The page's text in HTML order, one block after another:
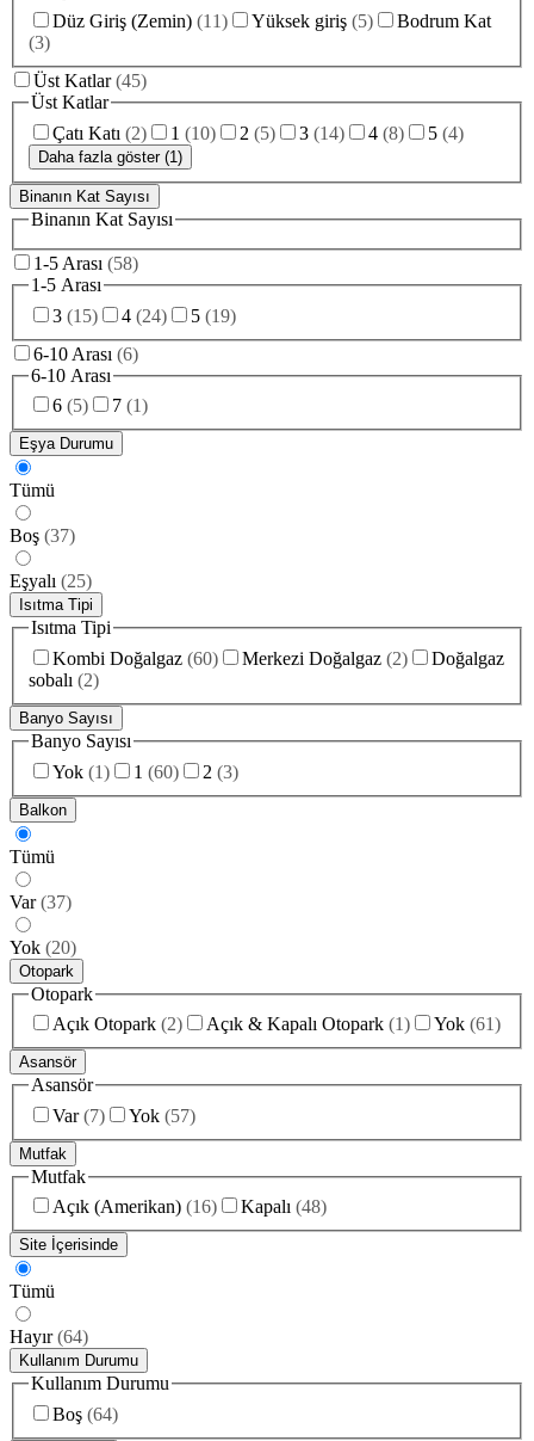
Düz Giriş (Zemin) (11) Yüksek giriş (5)
Bodrum Kat
(3)
Üst Katlar (45)
Üst Katlar
Çatı Katı (2) 1 (10) 2 (5) 3 (14) 4 (8) 5 (4)
Daha fazla göster (1)
Binanın Kat Sayısı
Binanın Kat Sayısı
1-5 Arası (58)
1-5 Arası
3 (15) 4 (24) 5 (19)
6-10 Arası (6)
6-10 Arası
6 (5) 7 (1)
Eşya Durumu
Tümü
Boş (37)
Eşyalı (25)
Isıtma Tipi
Isıtma Tipi
Kombi Doğalgaz (60) Merkezi Doğalgaz (2)
Doğalgaz
sobalı (2)
Banyo Sayısı
Banyo Sayısı
Yok (1) 1 (60) 2 (3)
Balkon
Tümü
Var (37)
Yok (20)
Otopark
Otopark
Açık Otopark (2) Açık & Kapalı Otopark (1) Yok (61)
Asansör
Asansör
Var (7) Yok (57)
Mutfak
Mutfak
Açık (Amerikan) (16) Kapalı (48)
Site İçerisinde
Tümü
Hayır (64)
Kullanım Durumu
Kullanım Durumu
Boş (64)